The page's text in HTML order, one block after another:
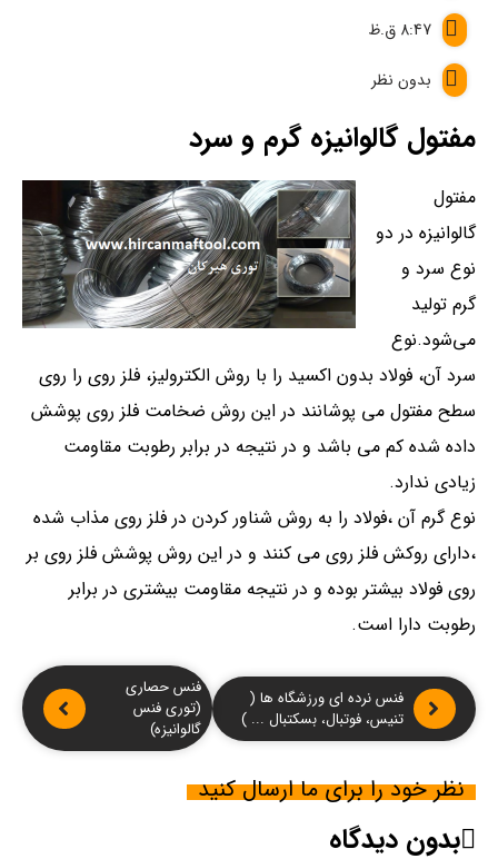
8:47 ق.ظ
بدون نظر
مفتول گالوانیزه گرم و سرد
مفتول
گالوانیزه در دو
نوع سرد و
گرم تولید
می‌شود.نوع
سرد آن، فولاد بدون اکسید را با روش الکترولیز، فلز روی را روی
سطح مفتول می پوشانند در این روش ضخامت فلز روی پوشش
داده شده کم می باشد و در نتیجه در برابر رطوبت مقاومت
زیادی ندارد.
نوع گرم آن ،فولاد را به روش شناور کردن در فلز روی مذاب شده
،دارای روکش فلز روی می کنند و در این روش پوشش فلز روی بر
روی فولاد بیشتر بوده و در نتیجه مقاومت بیشتری در برابر
رطوبت دارا است.
فنس نرده ای ورزشگاه ها (
تنیس، فوتبال، بسکتبال ... )
فنس حصاری
(توری فنس
گالوانیزه)
نظر خود را برای ما ارسال کنید
بدون دیدگاه